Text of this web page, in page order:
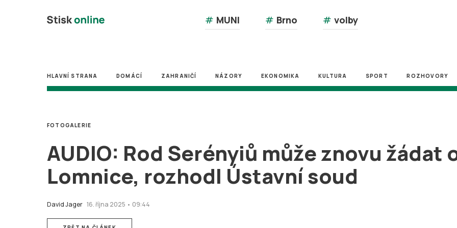
# MUNI # Brno # volby
HLAVNÍ STRANA DOMÁCÍ ZAHRANIČÍ NÁZORY EKONOMIKA KULTURA SPORT ROZHOVORY
AUDIO: Rod Serényiů může znovu žádat
Lomnice, rozhodl Ústavní soud
David Jager 16. října 2025 • 09:44
FOTOGALERIE